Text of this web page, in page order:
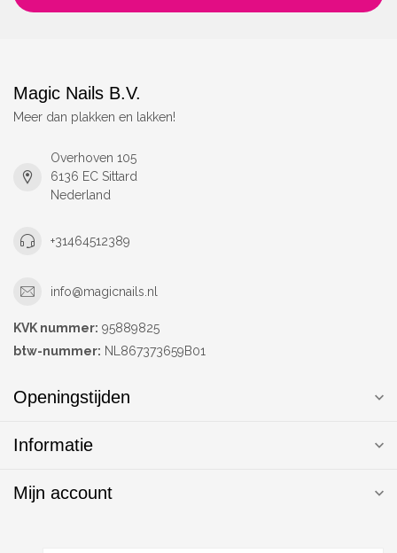
Magic Nails B.V.
Meer dan plakken en lakken!
Overhoven 105
6136 EC Sittard
Nederland
+31464512389
info@magicnails.nl
KVK nummer: 95889825
btw-nummer: NL867373659B01
Openingstijden
Informatie
Mijn account